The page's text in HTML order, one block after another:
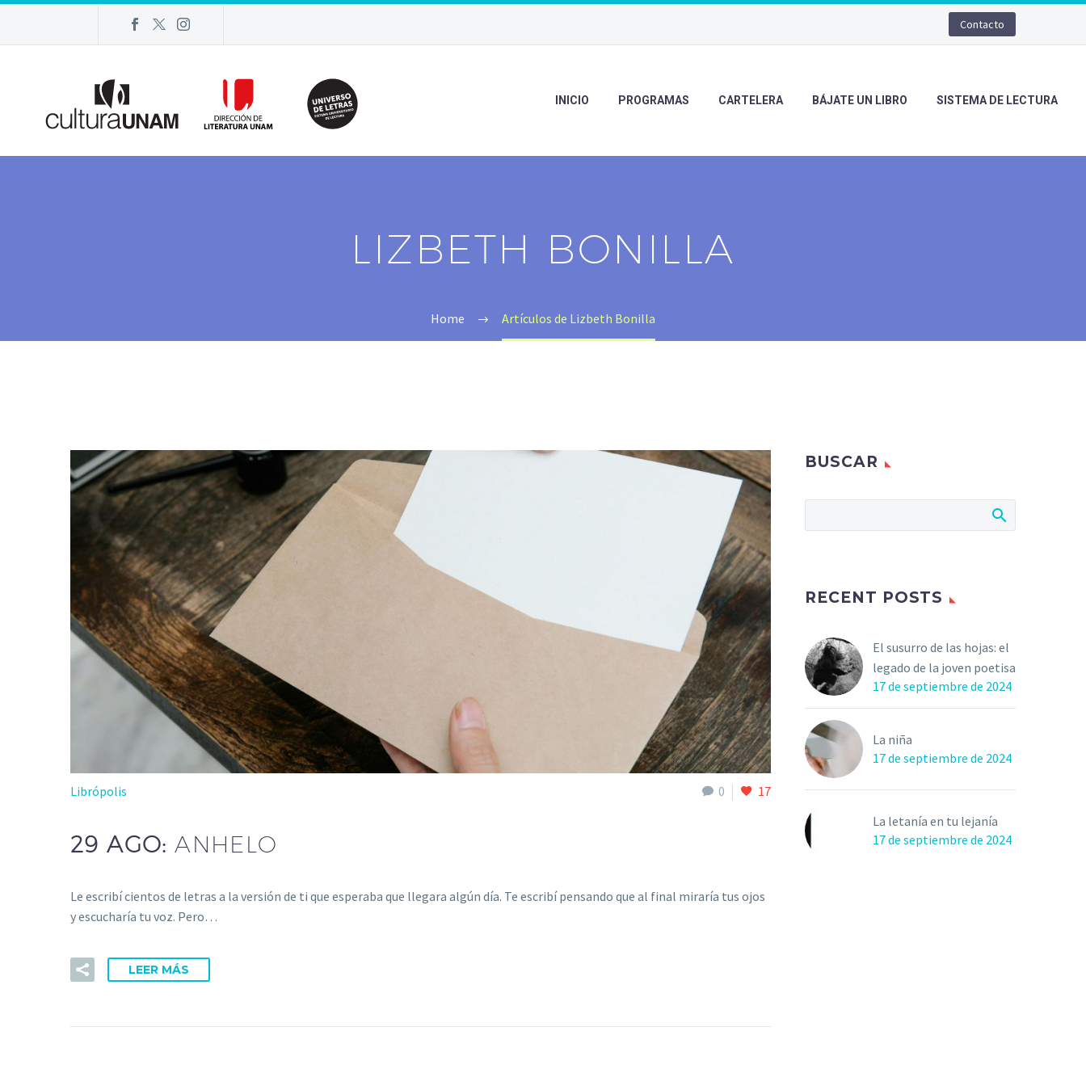
Contacto
INICIO PROGRAMAS CARTELERA BÁJATE UN LIBRO SISTEMA DE LECTURA
LIZBETH BONILLA
Home Artículos de Lizbeth Bonilla
0 17
Librópolis
29 AGO:ANHELO
Le escribí cientos de letras a la versión de ti que esperaba que llegara algún día. Te escribí pensando que al final miraría tus ojos
y escucharía tu voz. Pero…
LEER MÁS
BUSCAR
RECENT POSTS
El susurro de las hojas: el
legado de la joven poetisa
17 de septiembre de 2024
La niña
17 de septiembre de 2024
La letanía en tu lejanía
17 de septiembre de 2024